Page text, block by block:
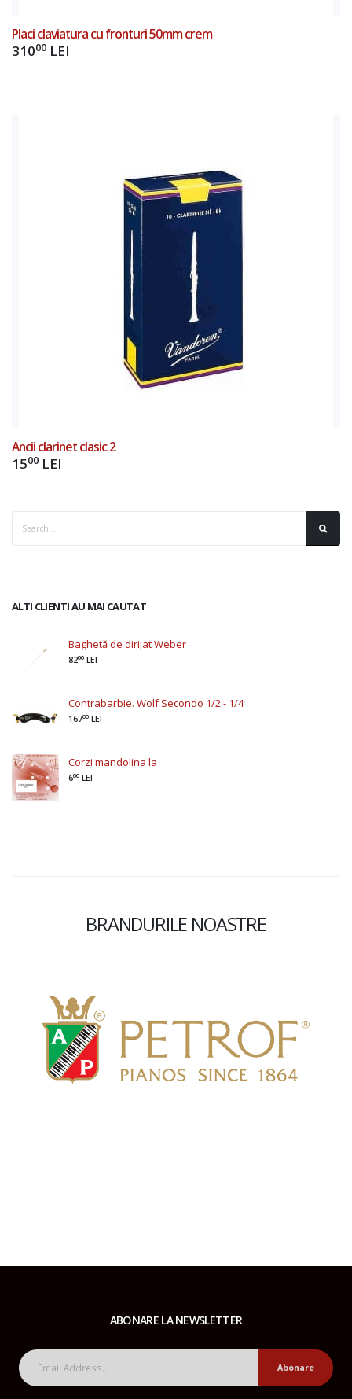
ALTI CLIENTI AU MAI CAUTAT
Baghetă de dirijat Weber
8200 LEI
Contrabarbie. Wolf Secondo 1/2 - 1/4
16700 LEI
Corzi mandolina la
600 LEI
Placi claviatura cu fronturi 50mm crem
31000 LEI
Ancii clarinet clasic 2
1500 LEI
BRANDURILE NOASTRE
ABONARE LA NEWSLETTER
Abonare